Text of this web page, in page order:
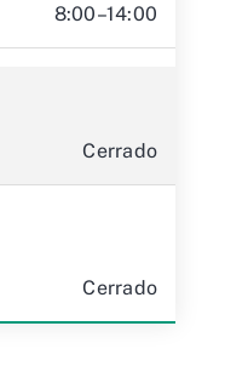
8:00–14:00
Cerrado
Cerrado